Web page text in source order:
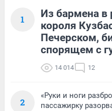
1
Из бармена в
короля
Печерском,
спорящем с
14 014 12
2
«Руки и ноги
пассажирку